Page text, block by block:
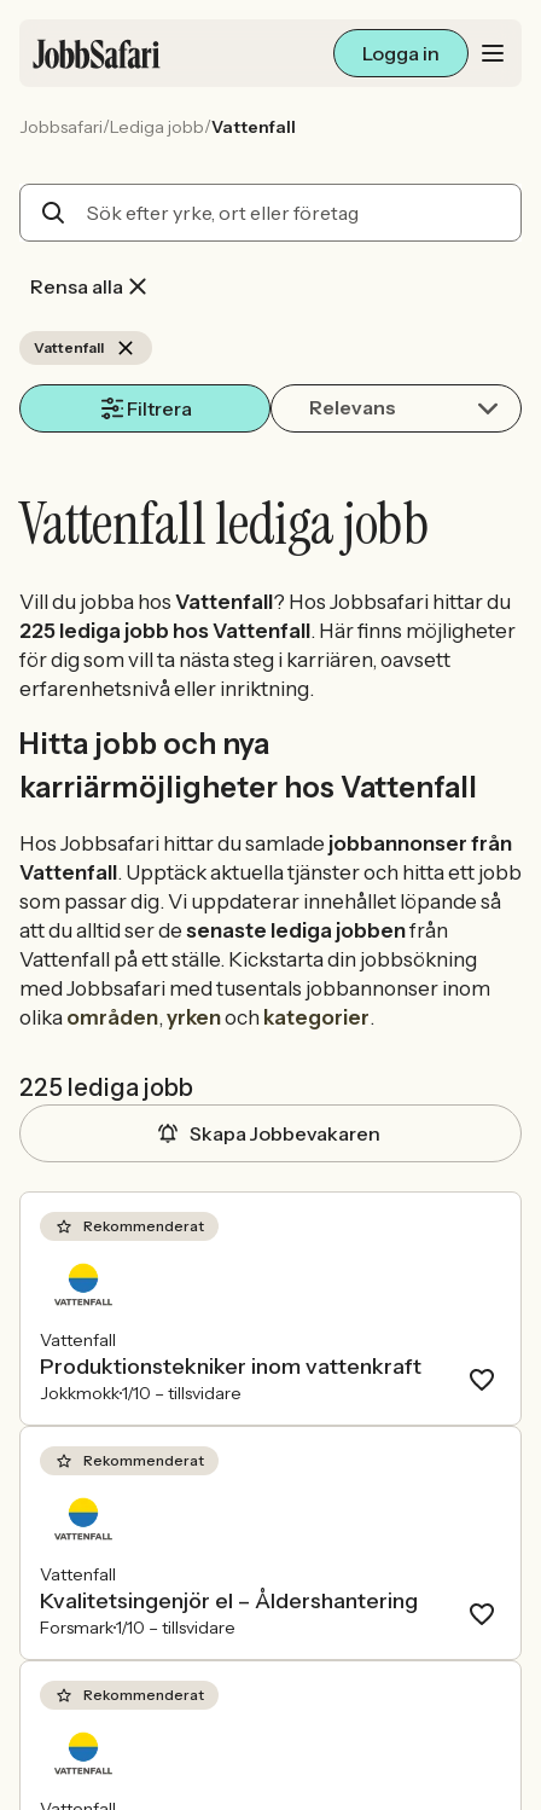
Logga in
Arbetsliv och karriär
Sök med AI
Jobbsafari/Lediga jobb/Vattenfall
Rensa alla
Vattenfall
Filtrera Relevans
Vattenfall lediga jobb
Vill du jobba hos Vattenfall? Hos Jobbsafari hittar du
225 lediga jobb hos Vattenfall. Här finns möjligheter
för dig som vill ta nästa steg i karriären, oavsett
erfarenhetsnivå eller inriktning.
Hitta jobb och nya
karriärmöjligheter hos Vattenfall
Hos Jobbsafari hittar du samlade jobbannonser från
Vattenfall. Upptäck aktuella tjänster och hitta ett jobb
som passar dig. Vi uppdaterar innehållet löpande så
att du alltid ser de senaste lediga jobbenfrån
Vattenfall på ett ställe. Kickstarta din jobbsökning
med Jobbsafari med tusentals jobbannonser inom
olika områden,yrkenoch kategorier.
225 lediga jobb
Skapa Jobbevakaren
Rekommenderat
Vattenfall
Produktionstekniker inom vattenkraft
Jokkmokk1/10 – tillsvidare
Rekommenderat
Vattenfall
Kvalitetsingenjör el – Åldershantering
Forsmark1/10 – tillsvidare
Rekommenderat